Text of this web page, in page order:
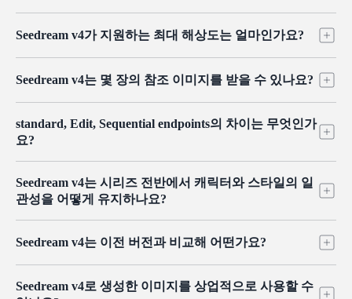
다. 요금은 투명한 종량제 방식이므로, 빌드를 시작하기 전에 구
독을 설정할 필요가 없습니다. 지금 바로 빌드를 시작하세요.
하며, 구독이나 최소 약정이 없습니다. 생성한 만큼만 비용이 청
구되며, standard, Edit, Sequential endpoints 중 무엇을 호출하든 동
일한 요율이 적용됩니다.
Seedream v4가 지원하는 최대 해상도는 얼마인가요?
어 대형 인쇄물과 고정밀 디자인 작업에서도 섬세한 디테일을 유
지합니다. 더 빠른 반복 작업이나 특정 프레이밍이 필요할 때는
낮은 해상도와 다양한 화면비도 사용할 수 있습니다.
Seedream v4는 몇 장의 참조 이미지를 받을 수 있나요?
최대 10장까지 여러 참조 이미지를 제공할 수 있습니다. 이를 통
해 주제 일관성이 유지되는 융합이 가능하며, 중요하게 여기는 핵
심 디테일이 세트 내 모든 출력에 반영됩니다.
standard, Edit, Sequential endpoints의 차이는 무엇인가
요?
endpoint는 리터칭과 반복 디자인을 위해 텍스트 가이드를 바탕으
로 기존 이미지를 변형합니다. Sequential 및 Edit Sequential
endpoints는 두 모드를 1~14장의 이미지 배치로 확장해 스타일과
캐릭터의 연속성을 유지하므로 스토리보드와 캐릭터 시트에 적합
Seedream v4는 시리즈 전반에서 캐릭터와 스타일의 일
관성을 어떻게 유지하나요?
고정하는 이미지 간 규칙을 통해 일관성이 유지됩니다. 드리프트
가 나타나면 요청마다 동일한 설명어와 참조 이미지를 재사용해
장면과 캐릭터의 일관성을 유지할 수 있습니다.
Seedream v4는 이전 버전과 비교해 어떤가요?
한 더 강한 추론 능력, 모델 전환 없이 생성과 편집을 처리하는 단
Seedream v4로 생성한 이미지를 상업적으로 사용할 수